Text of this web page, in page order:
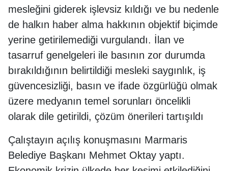
mesleğini giderek işlevsiz kıldığı ve bu nedenle
de halkın haber alma hakkının objektif biçimde
yerine getirilemediği vurgulandı. İlan ve
tasarruf genelgeleri ile basının zor durumda
bırakıldığının belirtildiği mesleki saygınlık, iş
güvencesizliği, basın ve ifade özgürlüğü olmak
üzere medyanın temel sorunları öncelikli
olarak dile getirildi, çözüm önerileri tartışıldı
Çalıştayın açılış konuşmasını Marmaris
Belediye Başkanı Mehmet Oktay yaptı.